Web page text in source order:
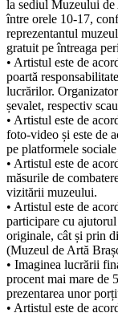
la sediul Muzeului
între orele 10-17,
reprezentantul
gratuit pe întreaga
• Artistul este de
poartă
lucrărilor.
șevalet, respectiv
• Artistul este de
foto-video și este de
pe platformele
• Artistul este de
măsurile de
vizitării muzeului.
• Artistul este de
participare cu
originale, cât și prin
(Muzeul de Artă
• Imaginea lucrării
procent mai mare de
prezentarea unor
• Artistul este de